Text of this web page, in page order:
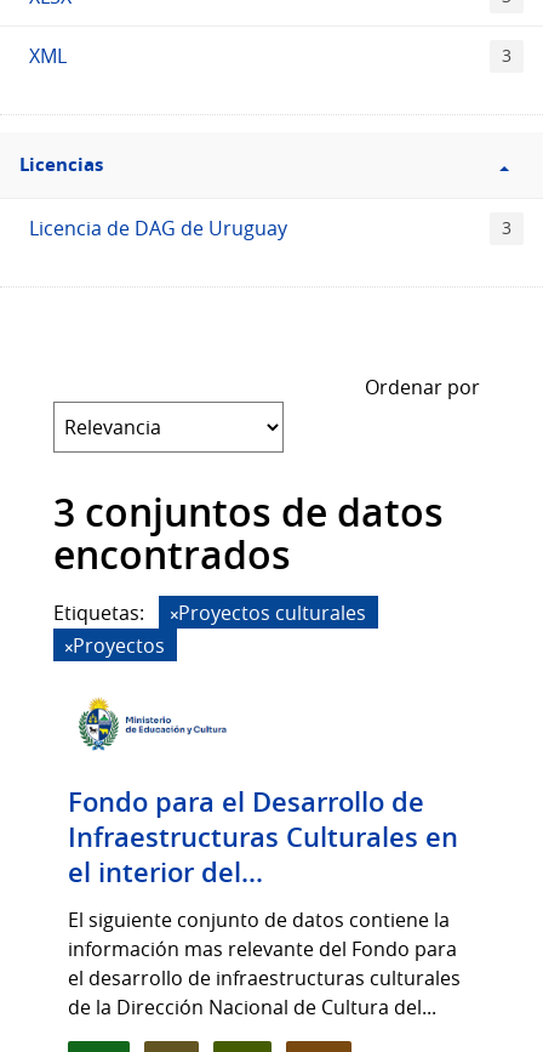
XML 3
Filtro
Licencias
Licencias
Licencia de DAG de Uruguay 3
Ordenar por
3 conjuntos de datos
encontrados
Etiquetas:
Proyectos culturales
Proyectos
Fondo para el Desarrollo de
Infraestructuras Culturales en
el interior del...
El siguiente conjunto de datos contiene la
información mas relevante del Fondo para
el desarrollo de infraestructuras culturales
de la Dirección Nacional de Cultura del...